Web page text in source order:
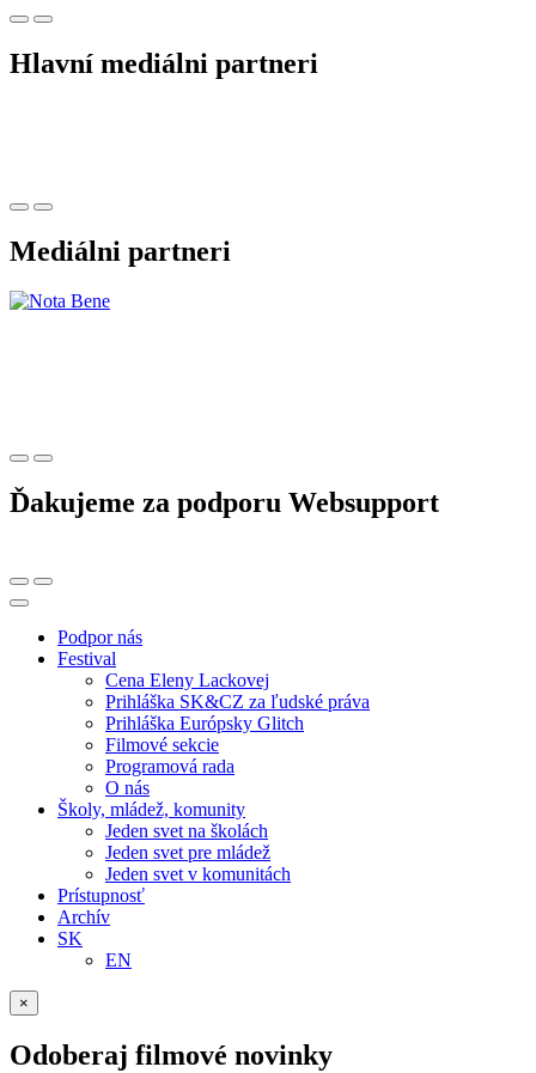
Hlavní mediálni partneri
Mediálni partneri
Ďakujeme za podporu Websupport
Podpor nás
Festival
Cena Eleny Lackovej
Prihláška SK&CZ za ľudské práva
Prihláška Európsky Glitch
Filmové sekcie
Programová rada
O nás
Školy, mládež, komunity
Jeden svet na školách
Jeden svet pre mládež
Jeden svet v komunitách
Prístupnosť
Archív
SK
EN
×
Odoberaj filmové novinky